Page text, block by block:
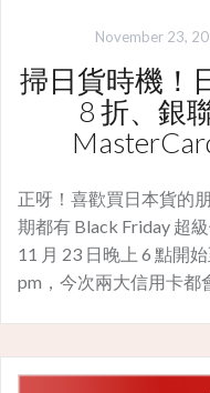
November 23,
掃日貨時機！
8 折、銀
正呀！喜歡買日本貨的
期都有 Black Friday 超
11 月 23 日晚上 6 點開
pm，今次兩大信用卡都